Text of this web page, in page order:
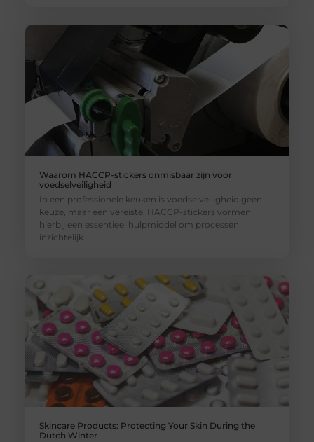
Waarom HACCP-stickers onmisbaar zijn voor
voedselveiligheid
In een professionele keuken is voedselveiligheid geen
keuze, maar een vereiste. HACCP-stickers vormen
hierbij een essentieel hulpmiddel om processen
inzichtelijk
Skincare Products: Protecting Your Skin During the
Dutch Winter